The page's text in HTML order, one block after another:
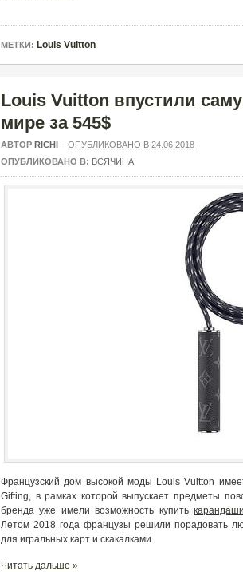
МЕТКИ: Louis Vuitton
Louis Vuitton впустили
мире за 545$
АВТОР RICHI – ОПУБЛИКОВАНО В 24.06.2018
ОПУБЛИКОВАНО В: ВСЯЧИНА
Французский дом высокой моды Louis Vuitton
Gifting, в рамках которой выпускает предметы
бренда уже имели возможность купитькарандаши
Летом 2018 года французы решили порадовать
для игральных карт и скакалками.
Читать дальше »